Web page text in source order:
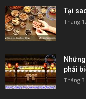
Tại
Tháng
phải
Tháng 3